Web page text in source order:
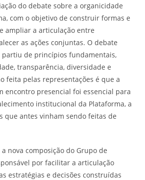
do debate sobre a organicidade
com o objetivo de construir formas e
ampliar a articulação entre
as ações conjuntas. O debate
partiu de princípios fundamentais,
transparência, diversidade e
feita pelas representações é que a
encontro presencial foi essencial para
institucional da Plataforma, a
que antes vinham sendo feitas de
nova composição do Grupo de
por facilitar a articulação
estratégias e decisões construídas